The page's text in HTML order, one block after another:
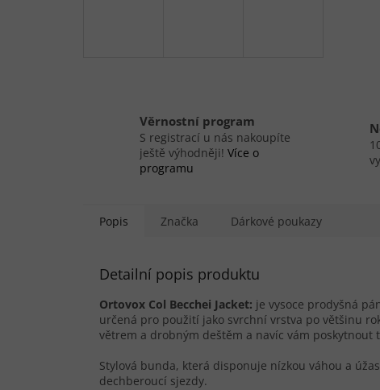
Věrnostní program
S registrací u nás nakoupíte
ještě výhodněji! Více o
programu
Popis Značka Dárkové poukazy
Detailní popis produktu
Ortovox Col Becchei Jacket: je vysoce prodyšná
určená pro použití jako svrchní vrstva po většinu
větrem a drobným deštěm a navíc vám poskytnout
Stylová bunda, která disponuje nízkou váhou a
dechberoucí sjezdy.